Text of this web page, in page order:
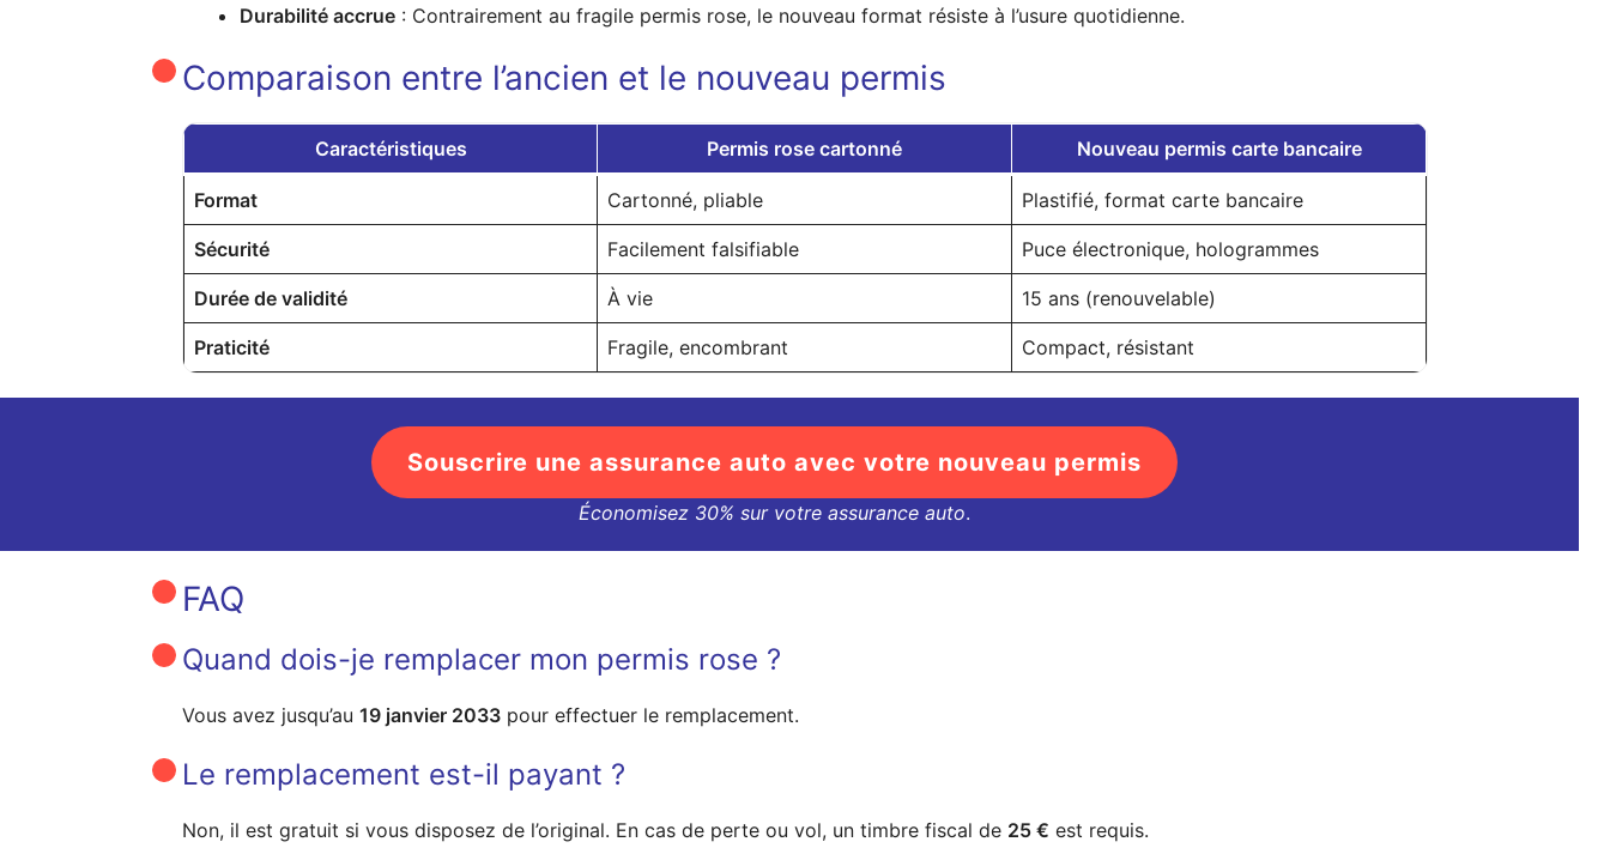
Durabilité accrue : Contrairement au fragile permis rose, le nouveau format résiste à l’usure quotidienne.
Comparaison entre l’ancien et le nouveau permis
Caractéristiques Permis rose cartonné Nouveau permis carte bancaire
Format Cartonné, pliable Plastifié, format carte bancaire
Sécurité Facilement falsifiable Puce électronique, hologrammes
Durée de validité À vie 15 ans (renouvelable)
Praticité Fragile, encombrant Compact, résistant
Souscrire une assurance auto avec votre nouveau permis
Économisez 30% sur votre assurance auto.
FAQ
Quand dois-je remplacer mon permis rose ?
Vous avez jusqu’au 19 janvier 2033 pour effectuer le remplacement.
Le remplacement est-il payant ?
Non, il est gratuit si vous disposez de l’original. En cas de perte ou vol, un timbre fiscal de 25 € est requis.